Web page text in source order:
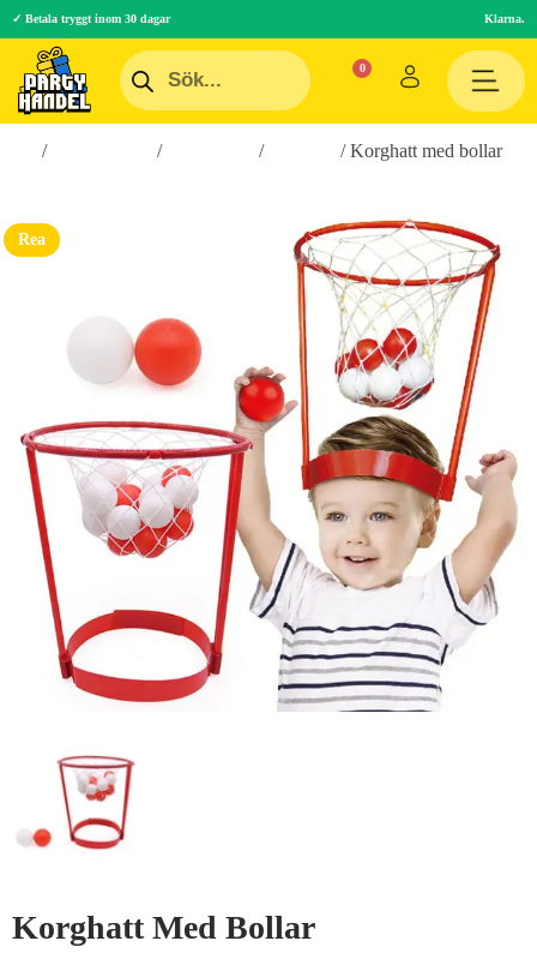
✓ Betala tryggt inom 30 dagar Klarna.
/ / / / Korghatt med bollar
Rea
Korghatt Med Bollar